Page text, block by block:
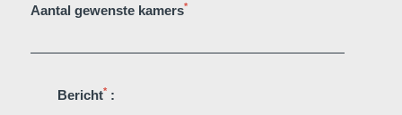
Aantal gewenste kamers*
Bericht*: